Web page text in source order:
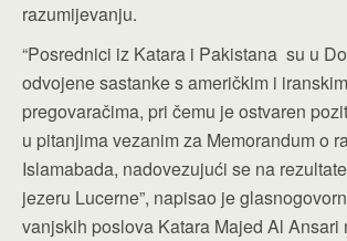
razumijevanju.
“Posrednici iz Katara i Pakistana su u
odvojene sastanke s američkim i iranskim
pregovaračima, pri čemu je ostvaren
u pitanjima vezanim za Memorandum o
Islamabada, nadovezujući se na
jezeru Lucerne”, napisao je
vanjskih poslova Katara Majed Al Ansari